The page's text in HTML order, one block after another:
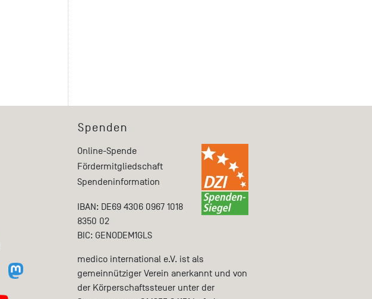
Spenden
Online-Spende
Fördermitgliedschaft
Spendeninformation
IBAN: DE69 4306 0967 1018
8350 02
BIC: GENODEM1GLS
medico international e.V. ist als
gemeinnütziger Verein anerkannt und von
der Körperschaftssteuer unter der